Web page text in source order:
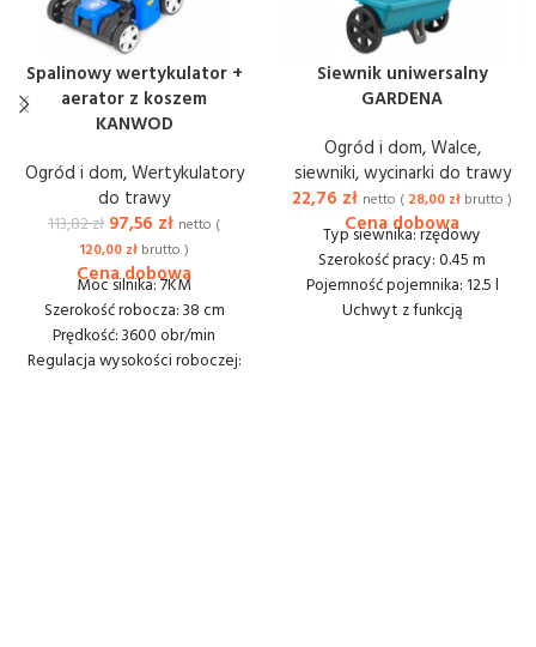
Spalinowy wertykulator +
aerator z koszem
KANWOD
Ogród i dom,Wertykulatory
do trawy
113,82zł 97,56 zł netto (
120,00 zł brutto )
Moc silnika: 7KM
Szerokość robocza: 38 cm
Prędkość: 3600 obr/min
Regulacja wysokości roboczej:
Siewnik uniwersalny
GARDENA
Ogród i dom,Walce,
siewniki, wycinarki do trawy
22,76 zł netto ( 28,00 zł brutto )
Typ siewnika: rzędowy
Szerokość pracy: 0.45 m
Pojemność pojemnika: 12.5 l
Uchwyt z funkcją